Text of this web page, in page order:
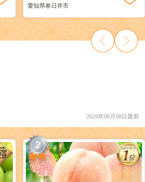
愛知県春日井市
2026年08月08日最新
2